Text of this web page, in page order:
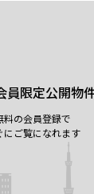
員限定公開物
料の会員登録で
にご覧になれます